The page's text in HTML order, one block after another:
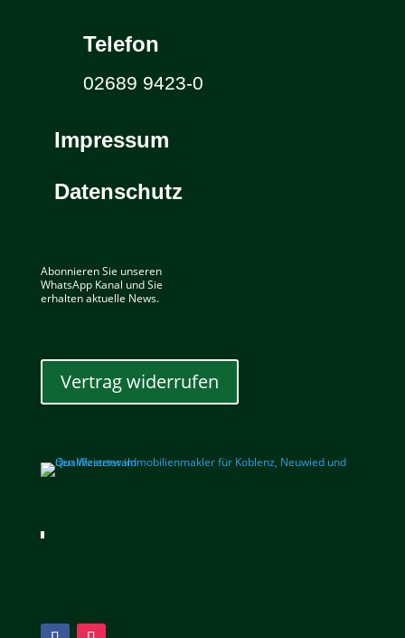
Telefon
02689 9423-0
Impressum
Datenschutz
Abonnieren Sie unseren
WhatsApp Kanal und Sie
erhalten aktuelle News.
Vertrag widerrufen